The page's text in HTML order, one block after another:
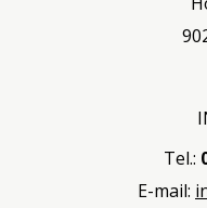
Tel.:
E-mail: